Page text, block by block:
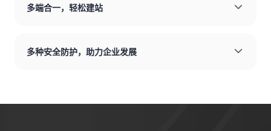
多端合一，轻松建站
多种安全防护，助力企业发展